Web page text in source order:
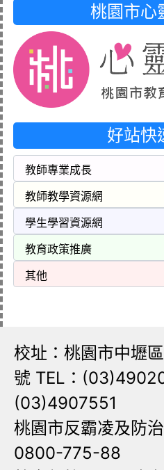
桃園市心
好站快
校址：桃園市中壢
號 TEL：
(03)4907551
桃園市反霸凌及防
0800-775-88